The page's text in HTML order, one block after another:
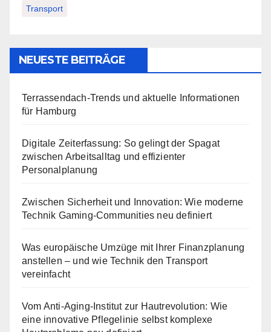
Transport
NEUESTE BEITRÄGE
Terrassendach-Trends und aktuelle Informationen
für Hamburg
Digitale Zeiterfassung: So gelingt der Spagat
zwischen Arbeitsalltag und effizienter
Personalplanung
Zwischen Sicherheit und Innovation: Wie moderne
Technik Gaming-Communities neu definiert
Was europäische Umzüge mit Ihrer Finanzplanung
anstellen – und wie Technik den Transport
vereinfacht
Vom Anti-Aging-Institut zur Hautrevolution: Wie
eine innovative Pflegelinie selbst komplexe